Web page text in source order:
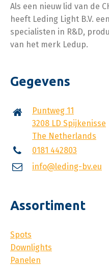
Als een nieuw lid van de
heeft Leding Light B.V.
specialisten in R&D,
van het merk Ledup.
Gegevens
Puntweg 11
3208 LD Spijkenisse
The Netherlands
0181 442803
info@leding-bv.eu
Assortiment
Spots
Downlights
Panelen